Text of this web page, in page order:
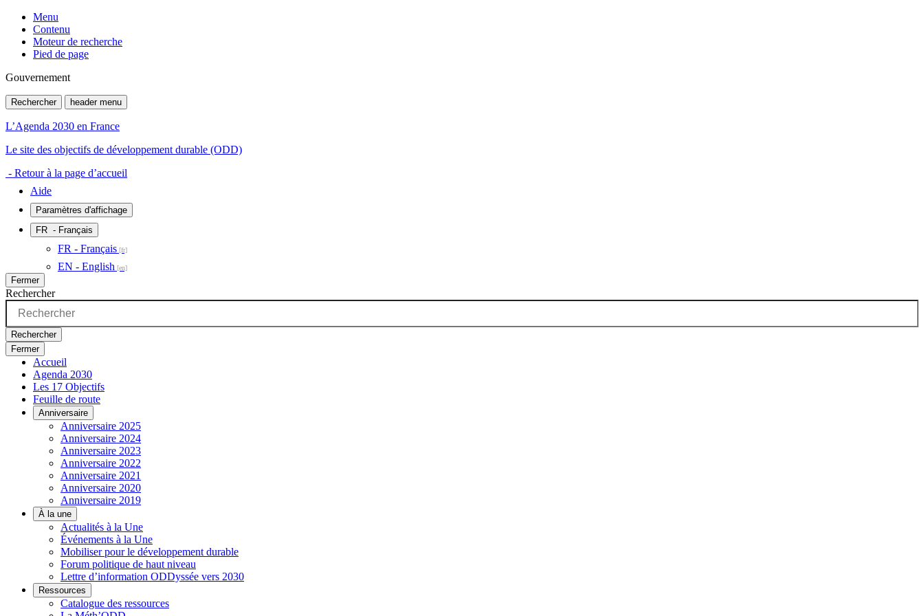
Menu
Contenu
Moteur de recherche
Pied de page
Gouvernement
Rechercher header menu
L’Agenda 2030 en France
Le site des objectifs de développement durable (ODD)
- Retour à la page d’accueil
Aide
Paramètres d'affichage
FR - Français
FR - Français
EN - English
Fermer
Rechercher
Rechercher
Fermer
Accueil
Agenda 2030
Les 17 Objectifs
Feuille de route
Anniversaire
Anniversaire 2025
Anniversaire 2024
Anniversaire 2023
Anniversaire 2022
Anniversaire 2021
Anniversaire 2020
Anniversaire 2019
À la une
Actualités à la Une
Événements à la Une
Mobiliser pour le développement durable
Forum politique de haut niveau
Lettre d’information ODDyssée vers 2030
Ressources
Catalogue des ressources